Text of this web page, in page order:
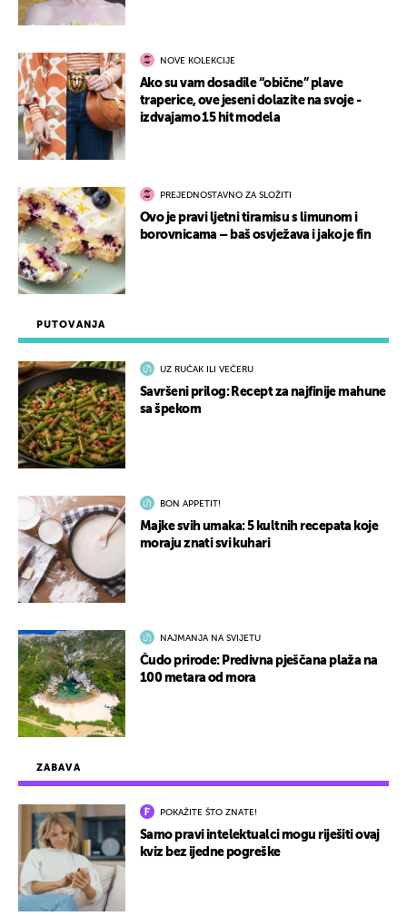
ZABAVA
POKAŽITE ŠTO ZNATE!
Samo pravi intelektualci mogu riješiti ovaj
kviz bez ijedne pogreške
PUTOVANJA
UZ RUČAK ILI VEČERU
Savršeni prilog: Recept za najfinije mahune
sa špekom
BON APPETIT!
Majke svih umaka: 5 kultnih recepata koje
moraju znati svi kuhari
NAJMANJA NA SVIJETU
Čudo prirode: Predivna pješčana plaža na
100 metara od mora
NOVE KOLEKCIJE
Ako su vam dosadile “obične” plave
traperice, ove jeseni dolazite na svoje -
izdvajamo 15 hit modela
PREJEDNOSTAVNO ZA SLOŽITI
Ovo je pravi ljetni tiramisu s limunom i
borovnicama – baš osvježava i jako je fin